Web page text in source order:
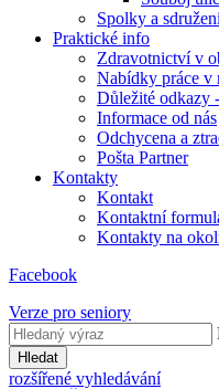
Spolky a
Praktické info
Zdravotnictví v
Nabídky práce v
Důležité odkazy
Informace od nás
Odchycena a
Pošta Partner
Kontakty
Kontakt
Kontaktní
Kontakty na
Facebook
Verze pro seniory
Hledat
rozšířené vyhledávání